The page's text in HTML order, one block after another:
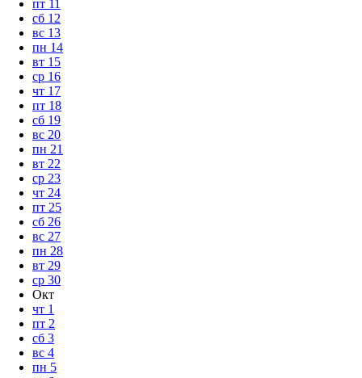
пт 11
сб 12
вс 13
пн 14
вт 15
ср 16
чт 17
пт 18
сб 19
вс 20
пн 21
вт 22
ср 23
чт 24
пт 25
сб 26
вс 27
пн 28
вт 29
ср 30
Окт
чт 1
пт 2
сб 3
вс 4
пн 5